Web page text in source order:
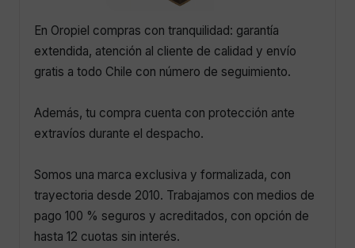
En Oropiel compras con tranquilidad: garantía
extendida, atención al cliente de calidad y envío
gratis a todo Chile con número de seguimiento.
Además, tu compra cuenta con protección ante
extravíos durante el despacho.
Somos una marca exclusiva y formalizada, con
trayectoria desde 2010. Trabajamos con medios de
pago 100 % seguros y acreditados, con opción de
hasta 12 cuotas sin interés.